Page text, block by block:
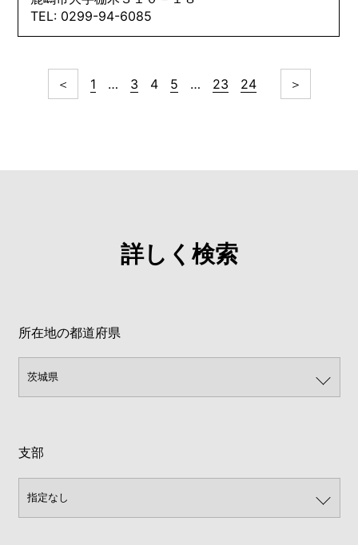
TEL: 0299-94-6085
＜ 1 … 3 4 5 … 23 24 ＞
詳しく検索
所在地の都道府県
支部